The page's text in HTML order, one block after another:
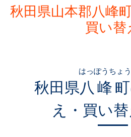
秋田県山本郡八峰
買い替
秋田県八峰町
はっぽうちょう
え・買い